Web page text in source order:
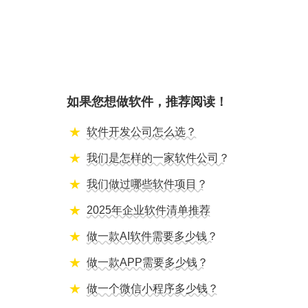
如果您想做软件，推荐阅读！
软件开发公司怎么选？
我们是怎样的一家软件公司？
我们做过哪些软件项目？
2025年企业软件清单推荐
做一款AI软件需要多少钱？
做一款APP需要多少钱？
做一个微信小程序多少钱？